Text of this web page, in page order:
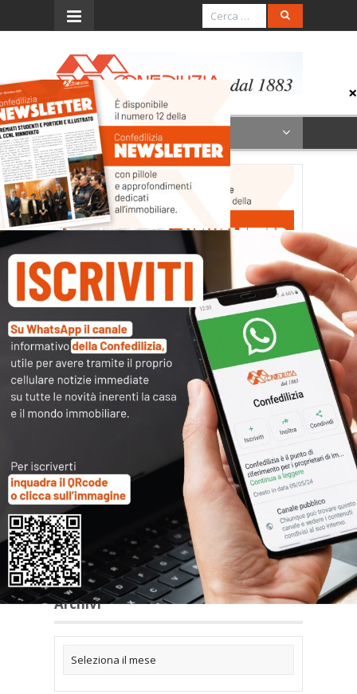
Menu
news12 (SITO muova)
Articoli collegati
Archivi